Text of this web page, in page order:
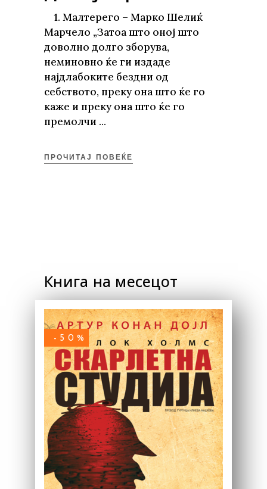
1. Малтерего – Марко Шелиќ
Марчело „Затоа што оној што
доволно долго зборува,
неминовно ќе ги издаде
најдлабоките бездни од
себството, преку она што ќе го
каже и преку она што ќе го
премолчи
ПРОЧИТАЈ ПОВЕЌЕ
Книга на месецот
-50%